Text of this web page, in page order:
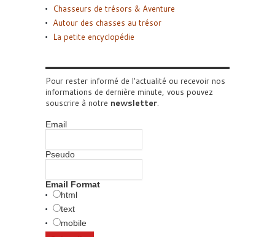
Chasseurs de trésors & Aventure
Autour des chasses au trésor
La petite encyclopédie
Pour rester informé de l'actualité ou recevoir nos
informations de dernière minute, vous pouvez
souscrire à notre newsletter
Email
Pseudo
Email Format
html
text
mobile